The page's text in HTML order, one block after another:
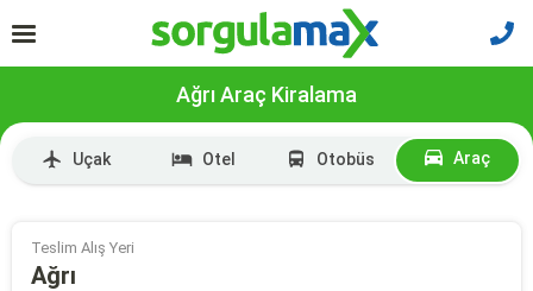
Ağrı Araç Kiralama
Uçak Otel Otobüs Araç
Teslim Alış Yeri
Ağrı